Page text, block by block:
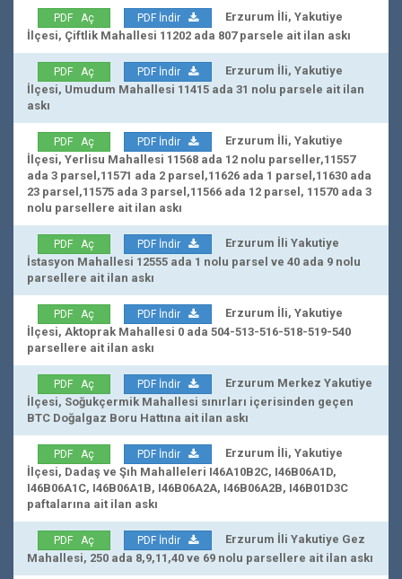
PDF Aç PDF İndir
Erzurum İli, Yakutiye
İlçesi, Çiftlik Mahallesi 11202 ada 807 parsele ait ilan askı
PDF Aç PDF İndir
Erzurum İli, Yakutiye
İlçesi, Umudum Mahallesi 11415 ada 31 nolu parsele ait ilan
askı
PDF Aç PDF İndir
Erzurum İli, Yakutiye
İlçesi, Yerlisu Mahallesi 11568 ada 12 nolu parseller,11557
ada 3 parsel,11571 ada 2 parsel,11626 ada 1 parsel,11630 ada
23 parsel,11575 ada 3 parsel,11566 ada 12 parsel, 11570 ada 3
nolu parsellere ait ilan askı
PDF Aç PDF İndir
Erzurum İli Yakutiye
İstasyon Mahallesi 12555 ada 1 nolu parsel ve 40 ada 9 nolu
parsellere ait ilan askı
PDF Aç PDF İndir
Erzurum İli, Yakutiye
İlçesi, Aktoprak Mahallesi 0 ada 504-513-516-518-519-540
parsellere ait ilan askı
PDF Aç PDF İndir
Erzurum Merkez Yakutiye
İlçesi, Soğukçermik Mahallesi sınırları içerisinden geçen
BTC Doğalgaz Boru Hattına ait ilan askı
PDF Aç PDF İndir
Erzurum İli, Yakutiye
İlçesi, Dadaş ve Şıh Mahalleleri I46A10B2C, I46B06A1D,
I46B06A1C, I46B06A1B, I46B06A2A, I46B06A2B, I46B01D3C
paftalarına ait ilan askı
PDF Aç PDF İndir
Erzurum İli Yakutiye Gez
Mahallesi, 250 ada 8,9,11,40 ve 69 nolu parsellere ait ilan askı